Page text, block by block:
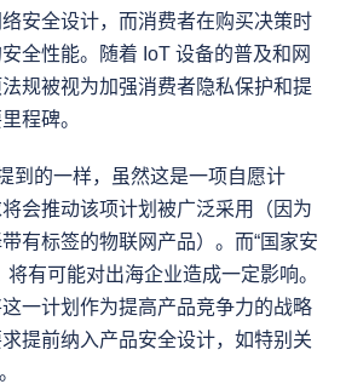
安全设计，而消费者在购买决策时
全性能。随着 IoT 设备的普及和网
规被视为加强消费者隐私保护和提
程碑。
到的一样，虽然这是一项自愿计
会推动该项计划被广泛采用（因为
有标签的物联网产品）。而“国家安
将有可能对出海企业造成一定影响。
一计划作为提高产品竞争力的战略
提前纳入产品安全设计，如特别关